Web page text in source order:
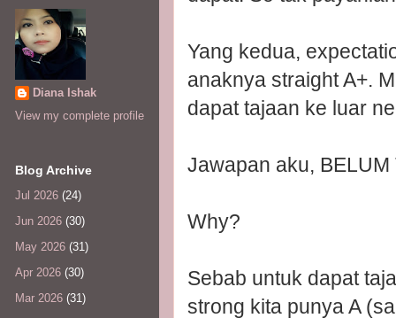
Yang kedua,
anaknya straight A+.
dapat tajaan ke luar
Jawapan aku, BELUM
Why?
Sebab untuk dapat
strong kita punya A
Diana Ishak
View my complete profile
Blog Archive
Jul 2026 (24)
Jun 2026 (30)
May 2026 (31)
Apr 2026 (30)
Mar 2026 (31)